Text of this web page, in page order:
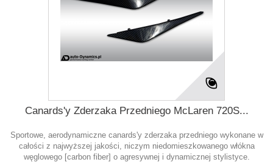
Canards'y Zderzaka Przedniego McLaren 720S...
Sportowe, aerodynamiczne canards'y zderzaka przedniego wykonane w
całości z najwyższej jakości, niczym niedomieszkowanego włókna
węglowego [carbon fiber] o agresywnej i dynamicznej stylistyce.